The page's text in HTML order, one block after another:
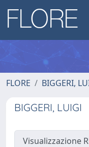
FLORE BIGGERI,
BIGGERI, LUIGI
Visualizzazione